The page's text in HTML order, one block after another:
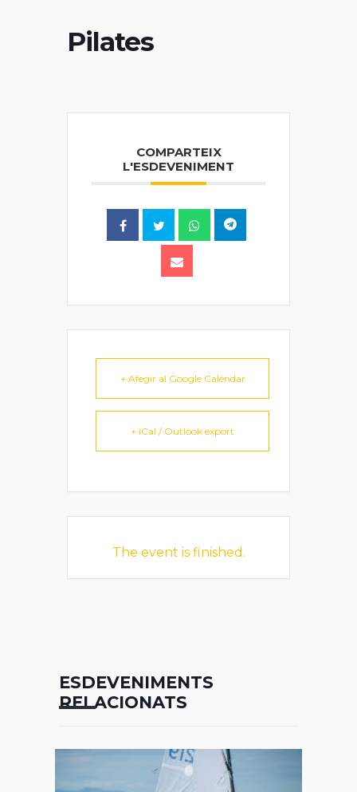
Pilates
COMPARTEIX
L'ESDEVENIMENT
+ Afegir al Google Calendar
+ iCal / Outlook export
The event is finished.
ESDEVENIMENTS
RELACIONATS